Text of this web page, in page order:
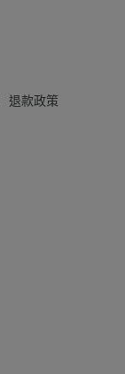
退款政策